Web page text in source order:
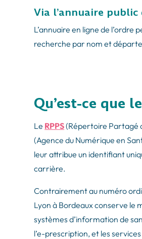
Via l’annuaire public
L’annuaire en ligne de
recherche par nom et
Qu’est-ce que
Le RPPS(Répertoire Partagé
(Agence du Numérique en
leur attribue un identifiant
carrière.
Contrairement au numéro
Lyon à Bordeaux conserve le
systèmes d’information de
l’e-prescription, et les